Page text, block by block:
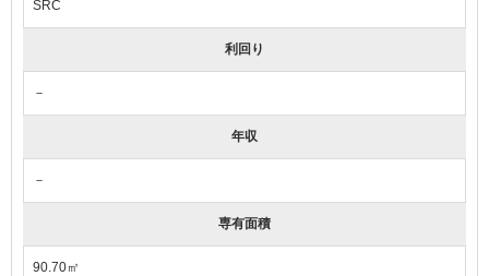
SRC
利回り
－
年収
－
専有面積
90.70㎡